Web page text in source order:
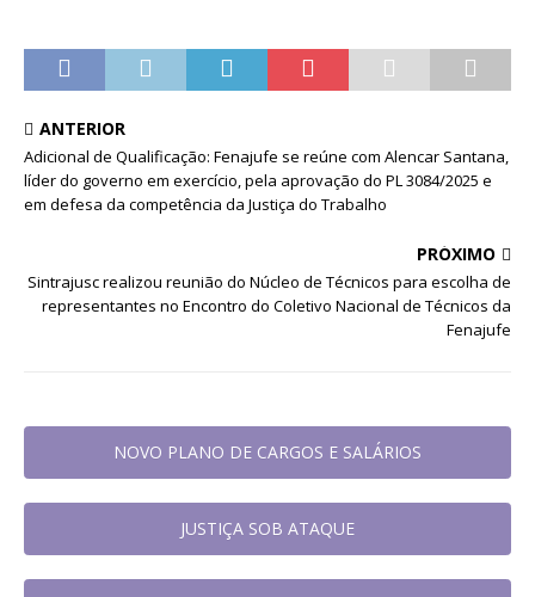
ANTERIOR
Adicional de Qualificação: Fenajufe se reúne com Alencar Santana,
líder do governo em exercício, pela aprovação do PL 3084/2025 e
em defesa da competência da Justiça do Trabalho
PRÓXIMO
Sintrajusc realizou reunião do Núcleo de Técnicos para escolha de
representantes no Encontro do Coletivo Nacional de Técnicos da
Fenajufe
NOVO PLANO DE CARGOS E SALÁRIOS
JUSTIÇA SOB ATAQUE